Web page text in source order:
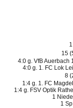
15
4:0 g. VfB Auerbach
4:0 g. 1. FC Lok
8
1:4 g. 1. FC
1:4 g. FSV Optik
1
1